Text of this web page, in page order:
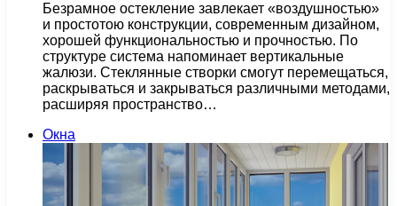
Безрамное остекление завлекает «воздушностью»
и простотою конструкции, современным дизайном,
хорошей функциональностью и прочностью. По
структуре система напоминает вертикальные
жалюзи. Стеклянные створки смогут перемещаться,
раскрываться и закрываться различными методами,
расширяя пространство…
Окна